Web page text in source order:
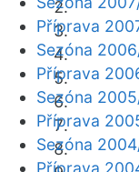
Příprava
Sezóna
Příprava
Sezóna
Příprava
Sezóna
Příprava